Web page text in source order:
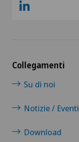
Collegamenti
Su di noi
Notizie / Eventi
Download